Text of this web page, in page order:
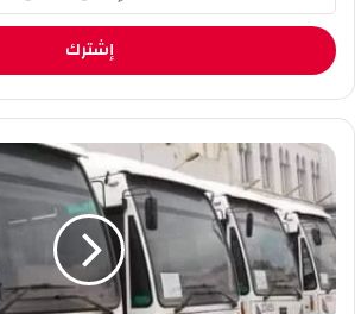
ت
ب
ل
إ
ي
ي
ل
ا
ل
خ
ب
ت
ن
ة
ت
ت